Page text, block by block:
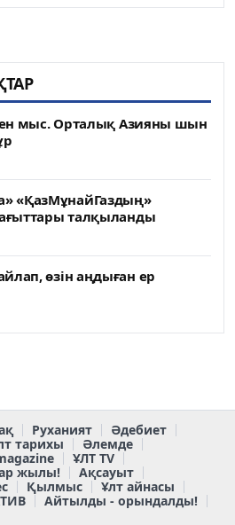
мыс. Орталық Азияны шын
«ҚазМұнайГаздың»
талқыланды
өзін аңдыған ер
Руханият
Әдебиет
тарихы
Әлемде
ҰЛТ TV
жылы!
Ақсауыт
Қылмыс
Ұлт айнасы
Айтылды - орындалды!